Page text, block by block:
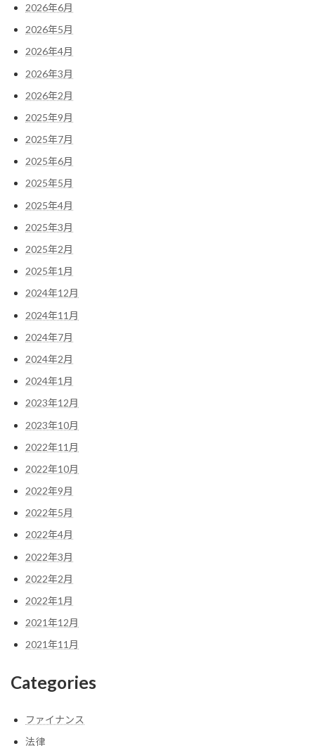
2026年6月
2026年5月
2026年4月
2026年3月
2026年2月
2025年9月
2025年7月
2025年6月
2025年5月
2025年4月
2025年3月
2025年2月
2025年1月
2024年12月
2024年11月
2024年7月
2024年2月
2024年1月
2023年12月
2023年10月
2022年11月
2022年10月
2022年9月
2022年5月
2022年4月
2022年3月
2022年2月
2022年1月
2021年12月
2021年11月
Categories
ファイナンス
法律